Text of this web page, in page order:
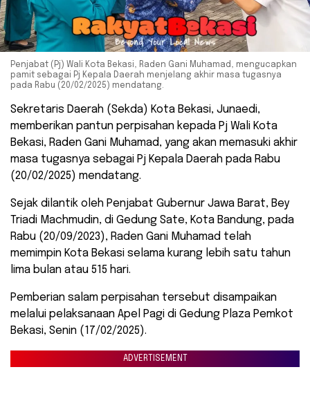
Penjabat (Pj) Wali Kota Bekasi, Raden Gani Muhamad, mengucapkan
pamit sebagai Pj Kepala Daerah menjelang akhir masa tugasnya
pada Rabu (20/02/2025) mendatang.
Sekretaris Daerah (Sekda) Kota Bekasi, Junaedi,
memberikan pantun perpisahan kepada Pj Wali Kota
Bekasi, Raden Gani Muhamad, yang akan memasuki akhir
masa tugasnya sebagai Pj Kepala Daerah pada Rabu
(20/02/2025) mendatang.
Sejak dilantik oleh Penjabat Gubernur Jawa Barat, Bey
Triadi Machmudin, di Gedung Sate, Kota Bandung, pada
Rabu (20/09/2023), Raden Gani Muhamad telah
memimpin Kota Bekasi selama kurang lebih satu tahun
lima bulan atau 515 hari.
Pemberian salam perpisahan tersebut disampaikan
melalui pelaksanaan Apel Pagi di Gedung Plaza Pemkot
Bekasi, Senin (17/02/2025).
ADVERTISEMENT